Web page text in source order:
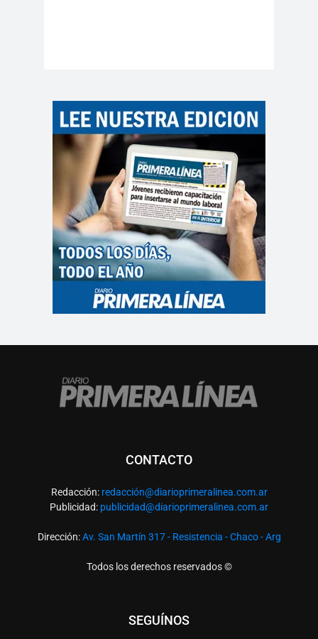
CONTACTO
Redacción: redacción@diarioprimeralinea.com.ar
Publicidad: publicidad@diarioprimeralinea.com.ar
Dirección:Av. San Martín 317 - Resistencia - Chaco - Arg
Todos los derechos reservados ©
SEGUÍNOS